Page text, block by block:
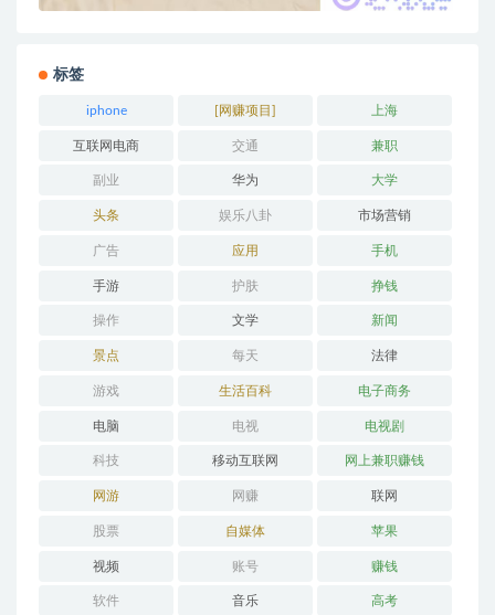
标签
iphone [网赚项目] 上海
互联网电商 交通 兼职
副业 华为 大学
头条 娱乐八卦 市场营销
广告 应用 手机
手游 护肤 挣钱
操作 文学 新闻
景点 每天 法律
游戏 生活百科 电子商务
电脑 电视 电视剧
科技 移动互联网 网上兼职赚钱
网游 网赚 联网
股票 自媒体 苹果
视频 账号 赚钱
软件 音乐 高考